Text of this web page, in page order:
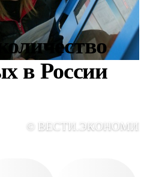
в России
©